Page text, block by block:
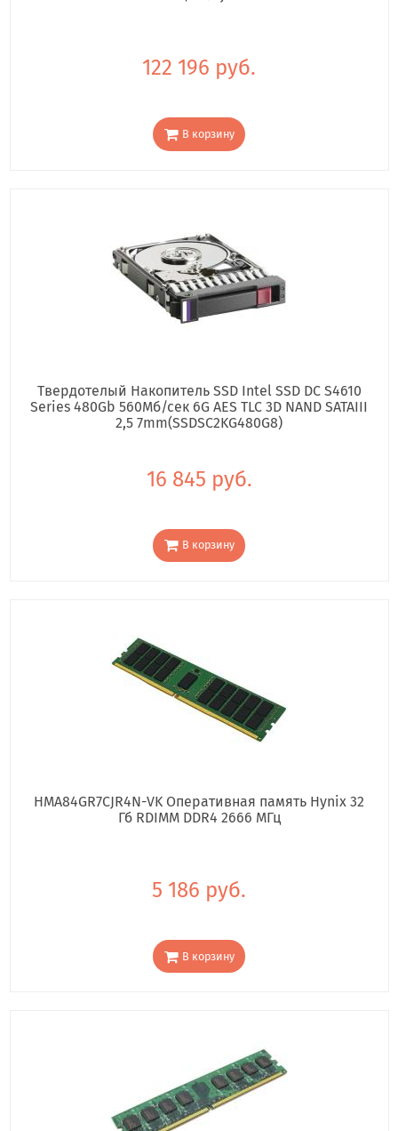
122 196 руб.
В корзину
Твердотелый Накопитель SSD Intel SSD DC S4610
Series 480Gb 560Мб/сек 6G AES TLC 3D NAND SATAIII
2,5 7mm(SSDSC2KG480G8)
16 845 руб.
В корзину
HMA84GR7CJR4N-VK Оперативная память Hynix 32
Гб RDIMM DDR4 2666 МГц
5 186 руб.
В корзину